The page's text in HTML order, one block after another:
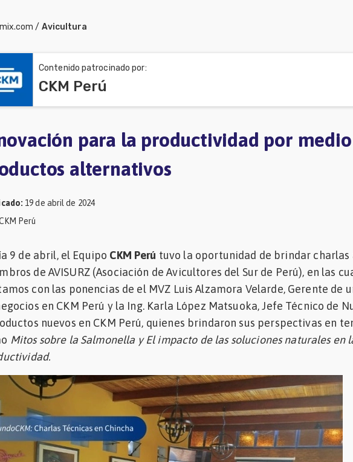
/ Avicultura
Contenido patrocinado por:
CKM Perú
para la productividad por
alternativos
: 19 de abril de 2024
Perú
9 de abril, el Equipo CKM Perú tuvo la oportunidad de brindar charlas
de AVISURZ (Asociación de Avicultores del Sur de Perú), en las
con las ponencias de el MVZ Luis Alzamora Velarde, Gerente de
en CKM Perú y la Ing. Karla López Matsuoka, Jefe Técnico de
nuevos en CKM Perú, quienes brindaron sus perspectivas en
Mitos sobre la Salmonella y El impacto de las soluciones naturales en